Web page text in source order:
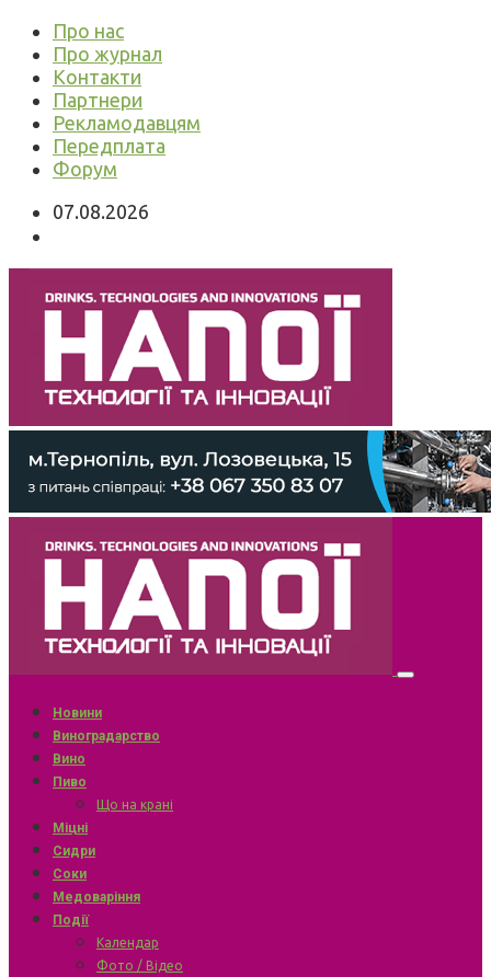
Про нас
Про журнал
Контакти
Партнери
Рекламодавцям
Передплата
Форум
07.08.2026
Новини
Виноградарство
Вино
Пиво
Що на крані
Міцні
Сидри
Соки
Медоваріння
Події
Календар
Фото / Відео